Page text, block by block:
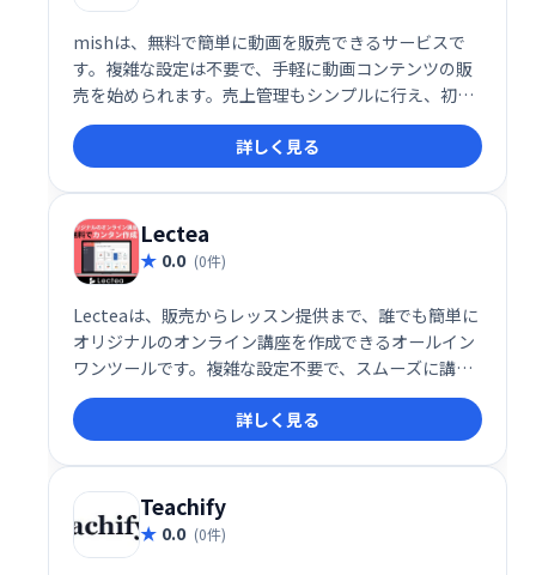
mishは、無料で簡単に動画を販売できるサービスで
す。複雑な設定は不要で、手軽に動画コンテンツの販
売を始められます。売上管理もシンプルに行え、初心
者でも安心して利用できます。動画販売で収益化を目
指したい方におすすめです。
詳しく見る
Lectea
0.0 (0件)
Lecteaは、販売からレッスン提供まで、誰でも簡単に
オリジナルのオンライン講座を作成できるオールイン
ワンツールです。複雑な設定不要で、スムーズに講座
作成・運営が可能。集客から販売、レッスン管理まで
を効率化し、オンライン講座ビジネスの成功をサポー
トします。
詳しく見る
Teachify
0.0 (0件)